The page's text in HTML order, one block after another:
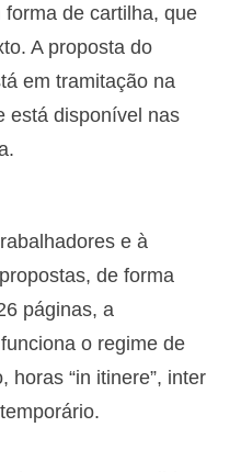
de cartilha, que
A proposta do
em tramitação na
está disponível nas
e à
de forma
páginas, a
o regime de
horas “in itinere”, inter